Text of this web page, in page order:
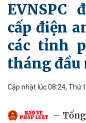
EVNSPC
cấp điện
các tỉnh
tháng đầu
Cập nhật lúc 08:24, Thứ